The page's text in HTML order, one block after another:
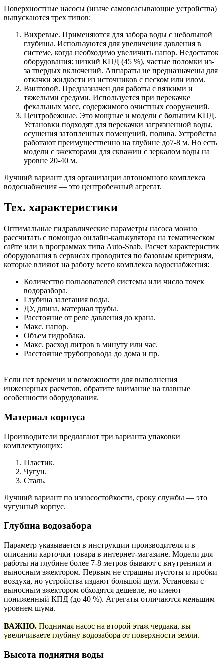
Поверхностные насосы (иначе самовсасывающие устройства)
выпускаются трех типов:
Вихревые. Применяются для забора воды с небольшой
глубины. Используются для увеличения давления в
системе, когда необходимо увеличить напор. Недостаток
оборудования: низкий КПД (45 %), частые поломки из-
за твердых включений. Аппараты не предназначены для
откачки жидкости из источников с песком или илом.
Винтовой. Предназначен для работы с вязкими и
тяжелыми средами. Используется при перекачке
фекальных масс, содержимого очистных сооружений.
Центробежные. Это мощные и модели с большим КПД.
Установки подходят для перекачки загрязненной воды,
осушения затопленных помещений, полива. Устройства
работают преимущественно на глубине до7-8 м. Но есть
модели с эжекторами для скважин с зеркалом воды на
уровне 20-40 м.
Лучший вариант для организации автономного комплекса
водоснабжения — это центробежный агрегат.
Тех. характеристики
Оптимальные гидравлические параметры насоса можно
рассчитать с помощью онлайн-калькулятора на тематическом
сайте или в программах типа Auto-Snab. Расчет характеристик
оборудования в сервисах проводится по базовым критериям,
которые влияют на работу всего комплекса водоснабжения:
Количество пользователей системы или число точек
водоразбора.
Глубина залегания воды.
ДУ, длина, материал трубы.
Расстояние от реле давления до крана.
Макс. напор.
Объем гидробака.
Макс. расход литров в минуту или час.
Расстояние трубопровода до дома и пр.
Если нет времени и возможности для выполнения
инженерных расчетов, обратите внимание на главные
особенности оборудования.
Материал корпуса
Производители предлагают три варианта упаковки
комплектующих:
Пластик.
Чугун.
Сталь.
Лучший вариант по износостойкости, сроку службы — это
чугунный корпус.
Глубина водозабора
Параметр указывается в инструкции производителя и в
описании карточки товара в интернет-магазине. Модели для
работы на глубине более 7-8 метров бывают с внутренним и
выносным эжектором. Первым не страшны пустоты и пробки
воздуха, но устройства издают большой шум. Установки с
выносным эжектором обходятся дешевле, но имеют
пониженный КПД (до 40 %). Агрегаты отличаются меньшим
уровнем шума.
ВАЖНО. Поднимая насос на второй этаж чердака, вы
увеличиваете глубину водозабора от поверхности земли.
Высота поднятия воды